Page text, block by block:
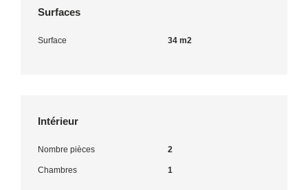
Surfaces
Surface 34 m2
Intérieur
Nombre pièces 2
Chambres 1